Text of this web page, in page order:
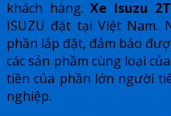
khách hàng.Xe Isuzu
ISUZU đặt tại Việt Nam.
phần lắp đặt, đảm bảo
các sản phầm cùng loại
tiền của phần lớn người
nghiệp.